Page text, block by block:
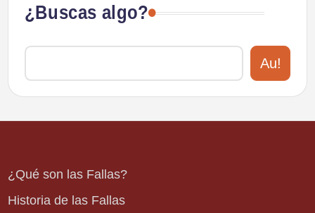
¿Buscas algo?
Au!
¿Qué son las Fallas?
Historia de las Fallas